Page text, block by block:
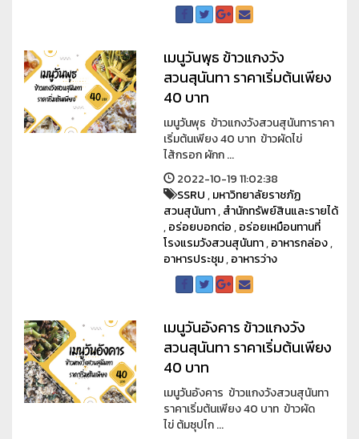
เมนูวันพุธ ข้าวแกงวัง
สวนสุนันทา ราคาเริ่มต้นเพียง
40 บาท
เมนูวันพุธ ข้าวแกงวังสวนสุนันทาราคา
เริ่มต้นเพียง 40 บาท ข้าวผัดไข่
ไส้กรอก ผักก ...
2022-10-19 11:02:38
SSRU,มหาวิทยาลัยราชภัฏ
สวนสุนันทา,สำนักทรัพย์สินและรายได้
,อร่อยบอกต่อ,อร่อยเหมือนทานที่
โรงแรมวังสวนสุนันทา,อาหารกล่อง,
อาหารประชุม,อาหารว่าง
เมนูวันอังคาร ข้าวแกงวัง
สวนสุนันทา ราคาเริ่มต้นเพียง
40 บาท
เมนูวันอังคาร ข้าวแกงวังสวนสุนันทา
ราคาเริ่มต้นเพียง 40 บาท ข้าวผัด
ไข่ ต้มซุปไก ...